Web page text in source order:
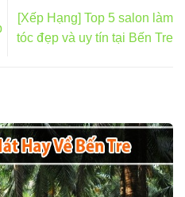
[Xếp Hạng] Top 5 salon làm
tóc đẹp và uy tín tại Bến Tre